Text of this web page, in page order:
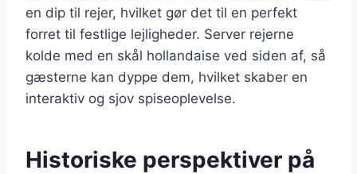
en dip til rejer, hvilket gør det til en perfekt
forret til festlige lejligheder. Server rejerne
kolde med en skål hollandaise ved siden af, så
gæsterne kan dyppe dem, hvilket skaber en
interaktiv og sjov spiseoplevelse.
Historiske perspektiver på